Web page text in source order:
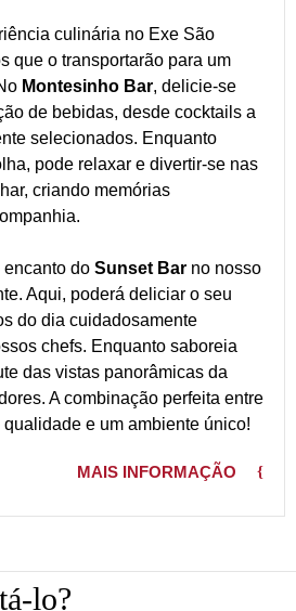
culinária no Exe São
que o transportarão para um
Montesinho Bar, delicie-se
de bebidas, desde cocktails a
selecionados. Enquanto
pode relaxar e divertir-se nas
criando memórias
encanto do Sunset Bar no nosso
Aqui, poderá deliciar o seu
do dia cuidadosamente
chefs. Enquanto saboreia
das vistas panorâmicas da
A combinação perfeita entre
e um ambiente único!
MAIS INFORMAÇÃO
lo?